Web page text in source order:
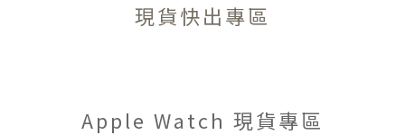
現貨快出專區
Apple Watch 現貨專區